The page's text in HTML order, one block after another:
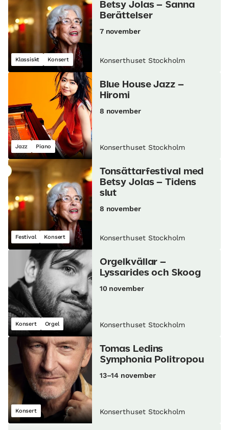
Klassiskt Konsert
Betsy Jolas – Sanna
Berättelser
7 november
Konserthuset Stockholm
Jazz Piano
Blue House Jazz –
Hiromi
8 november
Konserthuset Stockholm
Festival Konsert
Tonsättarfestival med
Betsy Jolas – Tidens
slut
8 november
Konserthuset Stockholm
Konsert Orgel
Orgelkvällar –
Lyssarides och Skoog
10 november
Konserthuset Stockholm
Konsert
Tomas Ledins
Symphonia Politropou
13–14 november
Konserthuset Stockholm